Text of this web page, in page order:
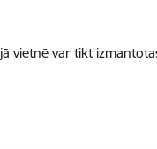
vietnē var tikt